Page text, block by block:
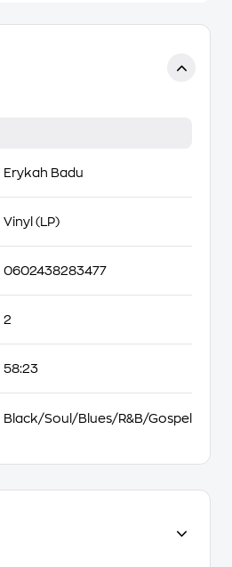
Erykah Badu
Vinyl (LP)
0602438283477
2
58:23
Black/Soul/Blues/R&B/Gospel